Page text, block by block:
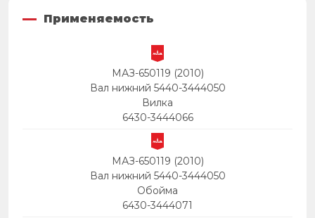
Применяемость
МАЗ-650119 (2010)
Вал нижний 5440-3444050
Вилка
6430-3444066
МАЗ-650119 (2010)
Вал нижний 5440-3444050
Обойма
6430-3444071